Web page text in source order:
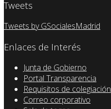
Tweets
Tweets by GSocialesMadrid
Enlaces de Interés
Junta de Gobierno
Portal Transparencia
Requisitos de colegiación
Correo corporativo